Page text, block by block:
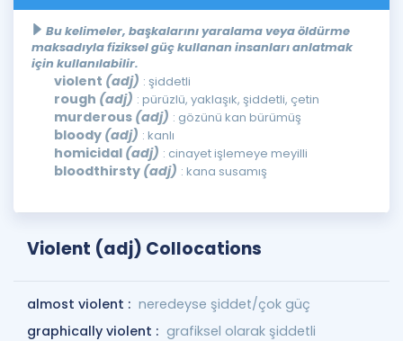
Bu kelimeler, başkalarını yaralama veya öldürme
maksadıyla fiziksel güç kullanan insanları anlatmak
için kullanılabilir.
violent (adj) : şiddetli
rough (adj) : pürüzlü, yaklaşık, şiddetli, çetin
murderous (adj) : gözünü kan bürümüş
bloody (adj) : kanlı
homicidal (adj) : cinayet işlemeye meyilli
bloodthirsty (adj) : kana susamış
Violent (adj) Collocations
almost violent : neredeyse şiddet/çok güç
graphically violent : grafiksel olarak şiddetli